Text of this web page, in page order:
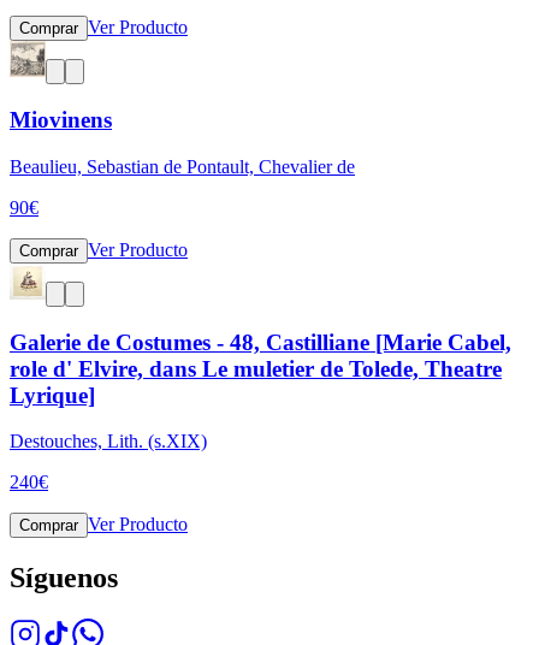
Comprar Ver Producto
Miovinens
Beaulieu, Sebastian de Pontault, Chevalier de
90€
Comprar Ver Producto
Galerie de Costumes - 48, Castilliane [Marie Cabel,
role d' Elvire, dans Le muletier de Tolede, Theatre
Lyrique]
Destouches, Lith. (s.XIX)
240€
Comprar Ver Producto
Síguenos